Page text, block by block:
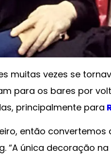
muitas vezes se
para os bares por
principalmente para
então
“A única decoração